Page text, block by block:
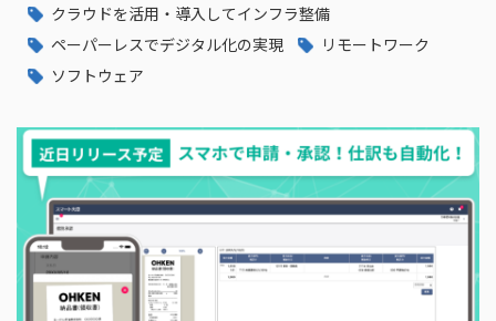
クラウドを活用・導入してインフラ整備
ペーパーレスでデジタル化の実現
リモートワーク
ソフトウェア